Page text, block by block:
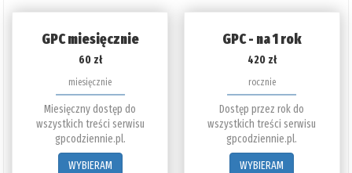
GPC miesięcznie
60 zł
miesięcznie
Miesięczny dostęp do
wszystkich treści serwisu
gpcodziennie.pl.
WYBIERAM
GPC - na 1 rok
420 zł
rocznie
Dostęp przez rok do
wszystkich treści serwisu
gpcodziennie.pl.
WYBIERAM